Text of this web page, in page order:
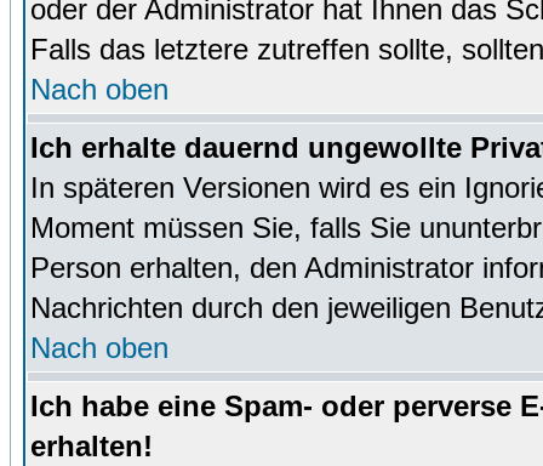
oder der Administrator hat Ihnen das
Falls das letztere zutreffen sollte,
Nach oben
Ich erhalte dauernd ungewollte
In späteren Versionen wird es ein
Moment müssen Sie, falls Sie
Person erhalten, den Administrator
Nachrichten durch den jeweiligen
Nach oben
Ich habe eine Spam- oder perverse
erhalten!